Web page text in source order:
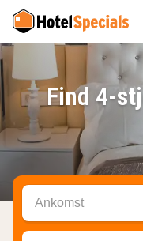
Find 4-
Ankomst